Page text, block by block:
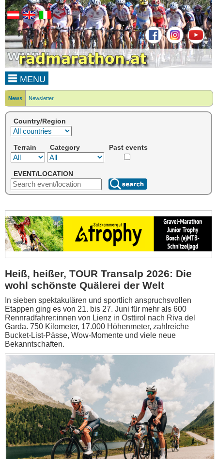
MENU
News Newsletter
Country/Region
Terrain Category Past events
EVENT/LOCATION
Heiß, heißer, TOUR Transalp 2026: Die
wohl schönste Quälerei der Welt
In sieben spektakulären und sportlich anspruchsvollen
Etappen ging es von 21. bis 27. Juni für mehr als 600
Rennradfahrer:innen von Lienz in Osttirol nach Riva del
Garda. 750 Kilometer, 17.000 Höhenmeter, zahlreiche
Bucket-List-Pässe, Wow-Momente und viele neue
Bekanntschaften.